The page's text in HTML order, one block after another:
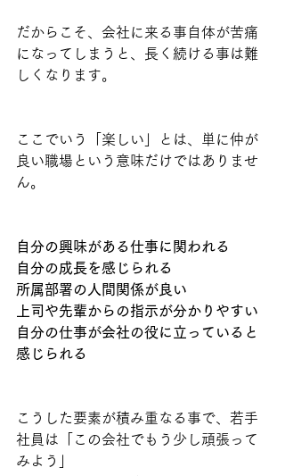
だからこそ、会社に来る事自体が苦痛
になってしまうと、長く続ける事は難
しくなります。
ここでいう「楽しい」とは、単に仲が
良い職場という意味だけではありませ
ん。
自分の興味がある仕事に関われる
自分の成長を感じられる
所属部署の人間関係が良い
上司や先輩からの指示が分かりやすい
自分の仕事が会社の役に立っていると
感じられる
こうした要素が積み重なる事で、若手
社員は「この会社でもう少し頑張って
みよう」